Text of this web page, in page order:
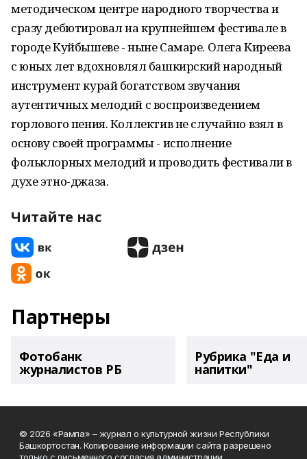
методическом центре народного творчества и
сразу дебютировал на крупнейшем фестивале в
городе Куйбышеве - ныне Самаре. Олега Киреева
с юных лет вдохновлял башкирский народный
инструмент курай богатством звучания
аутентичных мелодий с воспроизведением
горлового пения. Коллектив не случайно взял в
основу своей программы - исполнение
фольклорных мелодий и проводить фестивали в
духе этно-джаза.
Читайте нас
Партнеры
Фотобанк
журналистов РБ
Рубрика "Еда и
напитки"
© 2026 «Рампа» – журнал о культурной жизни Республики
Башкортостан. Копирование информации сайта разрешено